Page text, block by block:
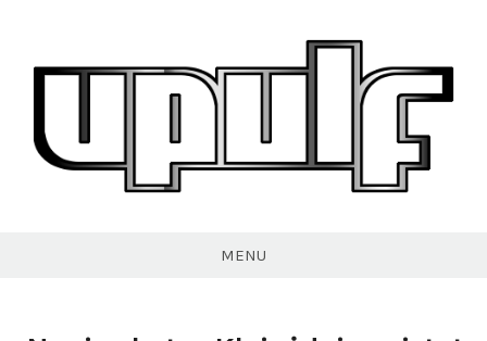
content
MENU